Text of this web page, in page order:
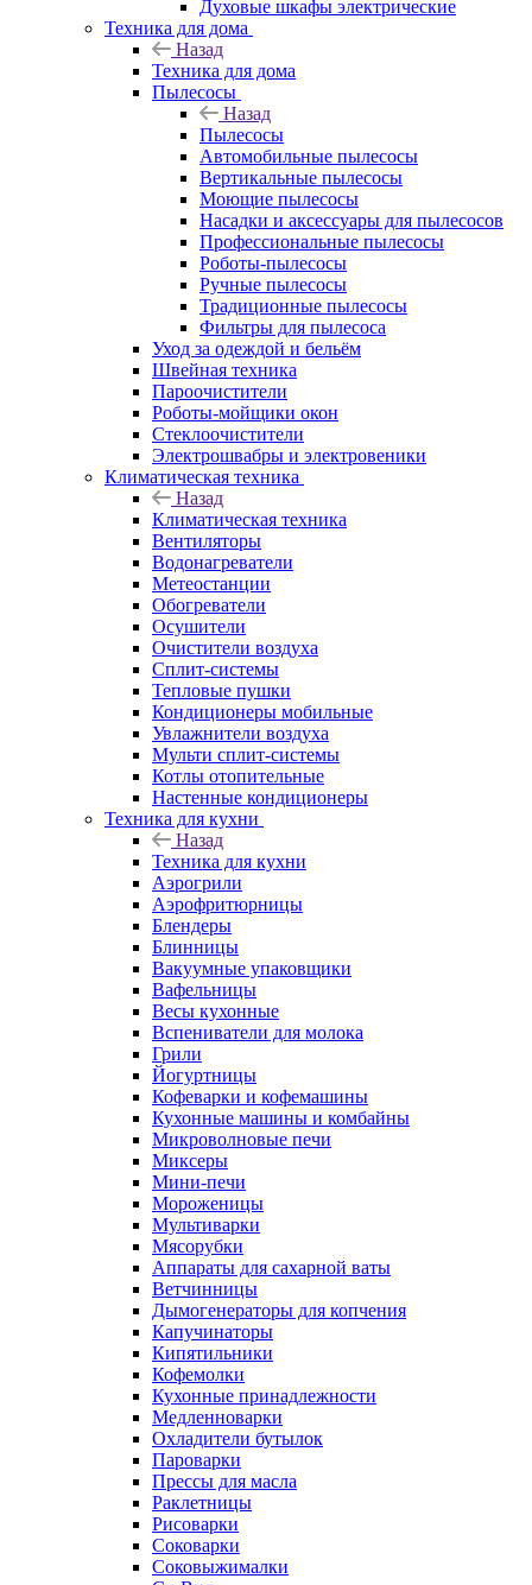
Духовые шкафы электрические
Техника для дома
Назад
Техника для дома
Пылесосы
Назад
Пылесосы
Автомобильные пылесосы
Вертикальные пылесосы
Моющие пылесосы
Насадки и аксессуары для пылесосов
Профессиональные пылесосы
Роботы-пылесосы
Ручные пылесосы
Традиционные пылесосы
Фильтры для пылесоса
Уход за одеждой и бельём
Швейная техника
Пароочистители
Роботы-мойщики окон
Стеклоочистители
Электрошвабры и электровеники
Климатическая техника
Назад
Климатическая техника
Вентиляторы
Водонагреватели
Метеостанции
Обогреватели
Осушители
Очистители воздуха
Сплит-системы
Тепловые пушки
Кондиционеры мобильные
Увлажнители воздуха
Мульти сплит-системы
Котлы отопительные
Настенные кондиционеры
Техника для кухни
Назад
Техника для кухни
Аэрогрили
Аэрофритюрницы
Блендеры
Блинницы
Вакуумные упаковщики
Вафельницы
Весы кухонные
Вспениватели для молока
Грили
Йогуртницы
Кофеварки и кофемашины
Кухонные машины и комбайны
Микроволновые печи
Миксеры
Мини-печи
Мороженицы
Мультиварки
Мясорубки
Аппараты для сахарной ваты
Ветчинницы
Дымогенераторы для копчения
Капучинаторы
Кипятильники
Кофемолки
Кухонные принадлежности
Медленноварки
Охладители бутылок
Пароварки
Прессы для масла
Раклетницы
Рисоварки
Соковарки
Соковыжималки